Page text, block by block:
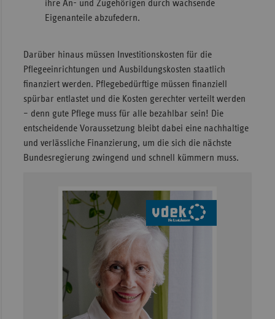
ihre An- und Zugehörigen durch wachsende
Eigenanteile abzufedern.
Darüber hinaus müssen Investitionskosten für die
Pflegeeinrichtungen und Ausbildungskosten staatlich
finanziert werden. Pflegebedürftige müssen finanziell
spürbar entlastet und die Kosten gerechter verteilt werden
– denn gute Pflege muss für alle bezahlbar sein! Die
entscheidende Voraussetzung bleibt dabei eine nachhaltige
und verlässliche Finanzierung, um die sich die nächste
Bundesregierung zwingend und schnell kümmern muss.